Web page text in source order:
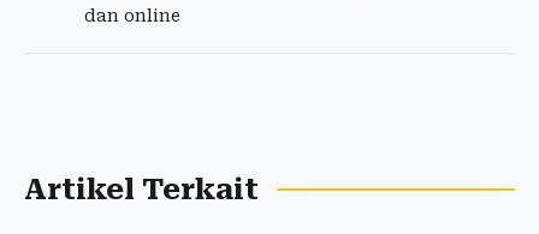
dan online
Artikel Terkait